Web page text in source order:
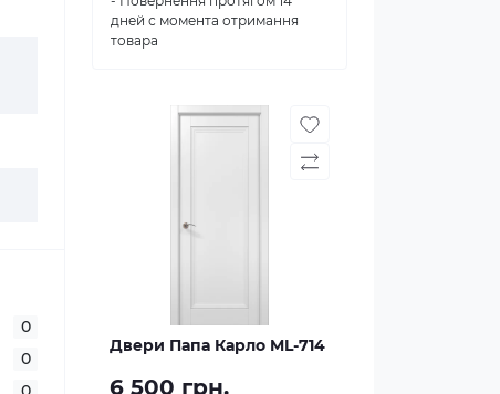
0
0
дней с момента отримання
товара
Двери Папа Карло ML-714
6 500 грн.